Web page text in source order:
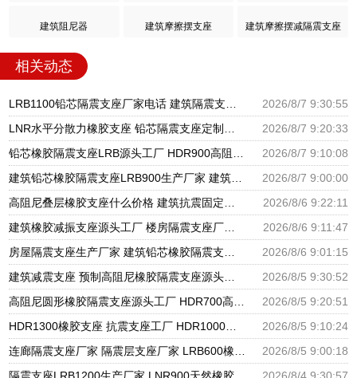
建筑阻尼器 建筑摩擦摆支座 建筑摩擦摆减隔震支座
相关动态
LRB1100铅芯隔震支座厂家电话 建筑隔震支座LNRP源头工厂 LNR600天然橡胶隔震支座多少钱
2026/8/7 9:30:55
LNR水平分散力橡胶支座 铅芯隔震支座定制厂家 建筑隔震层隔震支座生产厂家
2026/8/7 9:20:33
铅芯橡胶隔震支座LRB源头工厂 HDR900高阻尼隔震支座源头工厂 橡胶建筑支座厂家电话
2026/8/7 9:10:08
建筑铅芯橡胶隔震支座LRB900生产厂家 建筑隔震支座HDR生产厂家 LRB400型支座生产厂家
2026/8/7 9:00:00
高阻尼叠层橡胶支座什么价格 建筑抗震固定支座 隔震支座LRB900厂家
2026/8/6 9:22:11
建筑橡胶减振支座源头工厂 楼房隔震支座厂商生产厂家 建筑减隔震支座
2026/8/6 9:11:47
房屋隔震支座生产厂家 建筑铅芯橡胶隔震支座商家厂家 建筑矩形HDR高阻尼隔震支座
2026/8/6 9:01:15
建筑减震支座 预制高阻尼橡胶隔震支座源头工厂 橡胶型隔震支座生产厂家
2026/8/5 9:30:52
高阻尼圆形橡胶隔震支座源头工厂 HDR700高阻尼橡胶支座生产厂家 钢结构建筑支座生产厂家
2026/8/5 9:20:51
HDR1300橡胶支座 抗震支座工厂 HDR1000高阻尼支座厂家
2026/8/5 9:10:24
连廊隔震支座厂家 隔震层支座厂家 LRB600橡胶隔振支座源头工厂
2026/8/5 9:00:18